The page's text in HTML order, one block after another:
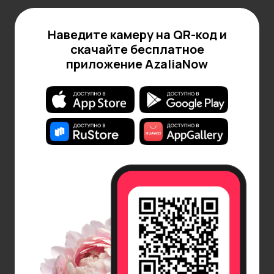
Фрезии
Олицетворяют дружбу и искренность. Их нежный
аромат и яркие цвета делают их популярными для
создания букетов. Фрезии прекрасно подходят
для подарка на дни рождения, а также для
поздравлений с любыми значимыми событиями.
Эти цветы можно дарить друзьям, коллегам и
близким, подчеркивая свою искренность и заботу.
Экзотические цветы, символизирующие красоту и
изящество. Они часто ассоциируются с роскошью
и утонченностью. Орхидеи могут стать
прекрасным подарком для особых случаев, таких
как юбилеи, свадьбы или просто в знак
восхищения. Эти цветы идеально подойдут для
подарка любимой женщине, подчеркивая ее
Наведите камеру на QR-код и
скачайте бесплатное
приложение AzaliaNow